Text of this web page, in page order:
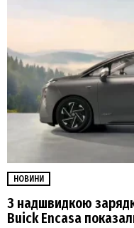
НОВИНИ
З надшвидкою
Buick Encasa